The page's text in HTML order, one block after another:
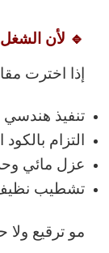
🔹 لأن
إذا اخترت
تنفيذ
التزام
عزل مائي
تشطيب
مو ترقيع